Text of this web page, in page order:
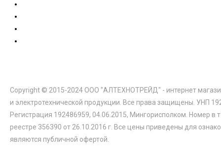
Copyright © 2015-2024 ООО "АЛТЕХНОТРЕЙД" - интернет
и электротехнической продукции. Все права защищены. УНП
Регистрация 192486959, 04.06.2015, Мингорисполком. Номер в
реестре 356390 от 26.10.2016 г. Все цены приведены для
являются публичной офертой.